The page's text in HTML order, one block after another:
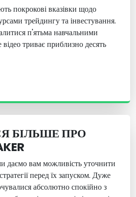
покрокові вказівки щодо
трейдингу та інвестування.
п'ятьма навчальними
триває приблизно десять
БІЛЬШЕ ПРО
вам можливість уточнити
перед їх запуском. Дуже
абсолютно спокійно з